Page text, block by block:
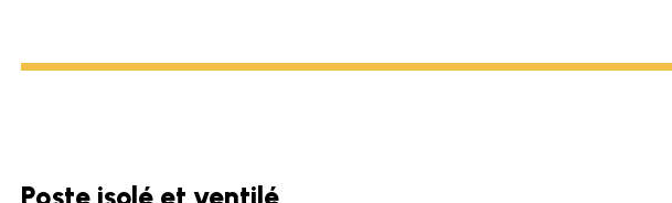
Poste isolé et ventilé